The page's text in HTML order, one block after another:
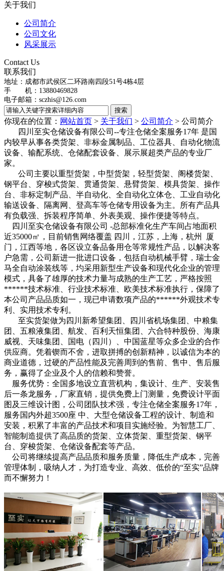
关于我们
公司简介
公司文化
风采展示
Contact Us
联系我们
地址： 成都市武侯区二环路南四段51号4栋4层
手 机：13880469828
电子邮箱： sczhis@126.com
你现在的位置： 网站首页 > 关于我们 > 公司简介 > 公司简介
四川至实仓储设备有限公司--专注仓储全案服务17年 是国
内较早从事各类货架、非标金属制品、工位器具、自动化物流
设备、输配系统、仓储配套设备、展示展超类产品的专业厂
家。
公司主要以重型货架，中型货架，轻型货架、阁楼货架、
钢平台、穿梭式货架、贯通货架、悬臂货架、模具货架、操作
台、非标定制产品、半自动化、全自动化立体仓、工业自动化
输送设备、隔离网、登高车等仓储专用设备为主。所有产品具
有负载强、拆装程序简单、外表美观、操作便捷等特点。
四川至实仓储设备有限公司 -总部标准化生产车间占地面积
近35000㎡，目前销售网络覆盖 四川，江苏，上海，杭州 厦
门，江西等地，各区设立备品备用仓等常规性产品 ， 以解决客
户急需，公司新进一批进口设备，包括自动机械手臂，瑞士金
马全自动涂装线等，圴采用新型生产设备和现代化企业的管理
模式，具备了雄厚的技术力量与成熟的生产工艺，严格按照
******技术标准、行业技术标准、欧美技术标准执行，保障了
本公司产品品质如一，现已申请数项产品的******外观技术专
利、实用技术专利。
至实货架做为四川新希望集团、四川省机场集团、中粮集
团、五粮液集团、航发、百利天恒集团、六合特种股份、海康
威视、天味集团、国电（四川）、中国蓝星等众多企业的合作
供应商。凭着锲而不舍，进取拼搏的创新精神，以诚信为本的
商业道德，过硬的产品性能及完善周到的售前、售中、售后服
务，赢得了企业及个人的信赖和赞誉。
服务优势：全国多地设立直营机构，集设计、生产、安装售
后一条龙服务，厂家直销，提供免费上门测量，免费设计平面
图及三维设计图，公司团队技术强，专注仓储全案服务17年，
服务国内外超3500座 中、大型仓储设备工程的设计、制造和
安装，积累了丰富的产品技术和项目实施经验。为智慧工厂、
智能制造提供了高品质的货架、立体货架、重型货架、钢平
台、穿梭货架、仓储设备配套等产品。
公司将继续提高产品品质和服务质量，降低生产成本，完善
管理体制，吸纳人才，为打造专业、高效、低价的“至实”品牌
而不懈努力！